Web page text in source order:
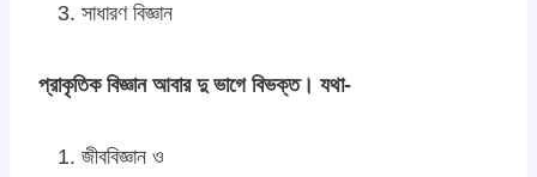
সাধারণ বিজ্ঞান
প্রাকৃতিক বিজ্ঞান আবার দু ভাগে বিভক্ত। যথা-
জীববিজ্ঞান ও